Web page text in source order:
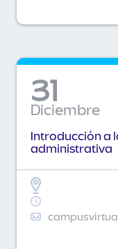
31
Diciembre
Introducción a
administrativa